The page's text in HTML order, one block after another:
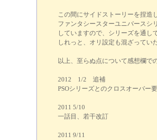
この間にサイドストーリーを捏造
ファンタシースターユニバースシ
していますので、シリーズを通し
しれっと、オリ設定も混ざってい
以上、至らぬ点について感想欄で
2012 1/2 追補
PSOシリーズとのクロスオーバー
2011 5/10
一話目、若干改訂
2011 9/11